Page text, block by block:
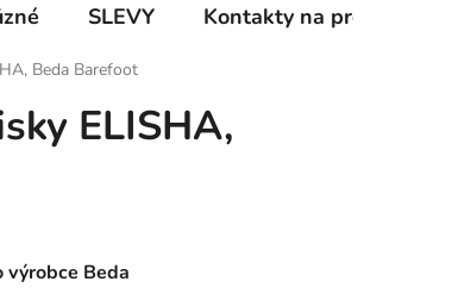
KOŠÍK
SLEVY Kontakty na prodejny
Beda Barefoot
ELISHA,
výrobce Beda